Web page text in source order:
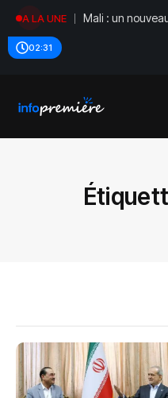
A LA UNE
Mali : un
02:31